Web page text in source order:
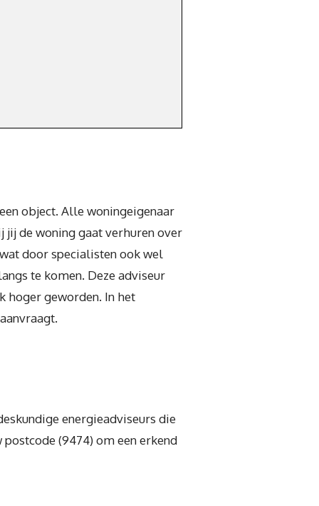
object. Alle woningeigenaar
jij de woning gaat verhuren over
door specialisten ook wel
te komen. Deze adviseur
hoger geworden. In het
energieadviseurs die
(9474) om een erkend